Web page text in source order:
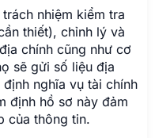
nhiệm kiểm tra
thiết), chỉnh lý và
chính cũng như cơ
sẽ gửi số liệu địa
nghĩa vụ tài chính
định hồ sơ này đảm
của thông tin.